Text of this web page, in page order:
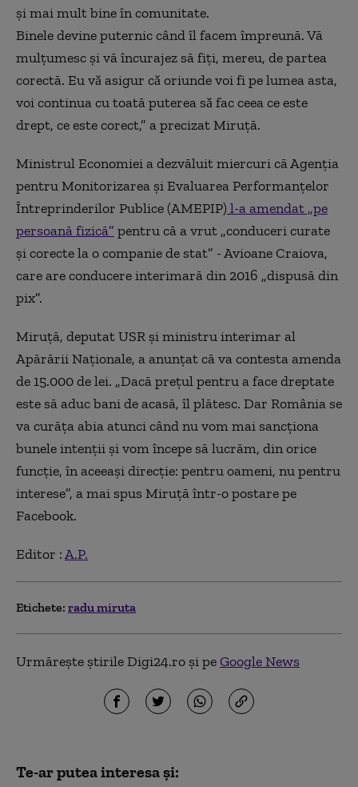
și mai mult bine în comunitate.
Binele devine puternic când îl facem împreună. Vă
mulțumesc și vă încurajez să fiți, mereu, de partea
corectă. Eu vǎ asigur cǎ oriunde voi fi pe lumea asta,
voi continua cu toată puterea sǎ fac ceea ce este
drept, ce este corect,” a precizat Miruță.
Ministrul Economiei a dezvăluit miercuri că Agenţia
pentru Monitorizarea şi Evaluarea Performanţelor
Întreprinderilor Publice (AMEPIP) l-a amendat „pe
persoană fizică” pentru că a vrut „conduceri curate
şi corecte la o companie de stat” - Avioane Craiova,
care are conducere interimară din 2016 „dispusă din
pix”.
Miruţă, deputat USR şi ministru interimar al
Apărării Naţionale, a anunțat că va contesta amenda
de 15.000 de lei. „Dacă preţul pentru a face dreptate
este să aduc bani de acasă, îl plătesc. Dar România se
va curăţa abia atunci când nu vom mai sancţiona
bunele intenţii şi vom începe să lucrăm, din orice
funcţie, în aceeaşi direcţie: pentru oameni, nu pentru
interese”, a mai spus Miruţă într-o postare pe
Facebook.
Editor :A.P.
Etichete: radu miruta
Urmărește știrile Digi24.ro și peGoogle News
Te-ar putea interesa și: